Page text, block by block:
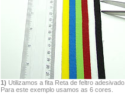
1) Utilizamos a fita Reta de feltro adesivado.
Para este exemplo usamos as 6 cores.